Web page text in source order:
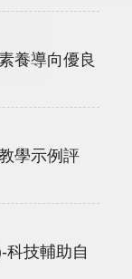
養導向優良
學示例評
科技輔助自